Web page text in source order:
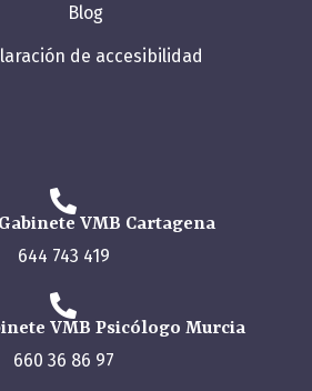
Blog
de accesibilidad
VMB Cartagena
644 743 419
VMB Psicólogo Murcia
660 36 86 97